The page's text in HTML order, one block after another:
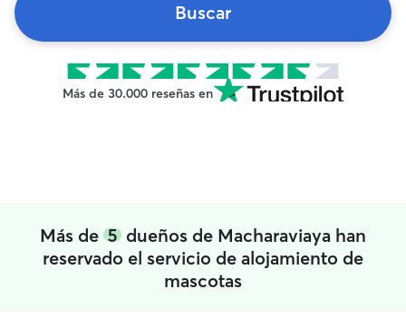
Buscar
Más de 30.000 reseñas en
Más de 5 dueños de Macharaviaya han
reservado el servicio de alojamiento de
mascotas